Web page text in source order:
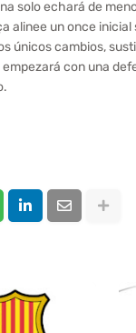
solo echará de
alinee un once inicial
únicos cambios,
con una